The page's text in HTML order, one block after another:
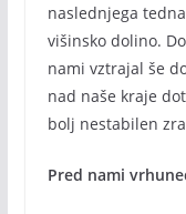
naslednjega
višinsko dolino.
nami vztrajal še
nad naše kraje
bolj nestabilen
Pred nami